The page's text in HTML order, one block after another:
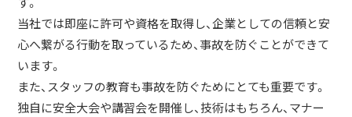
当社では即座に許可や資格を取得し、企業としての信頼と安
心へ繋がる行動を取っているため、事故を防ぐことができて
います。
また、スタッフの教育も事故を防ぐためにとても重要です。
独自に安全大会や講習会を開催し、技術はもちろん、マナー